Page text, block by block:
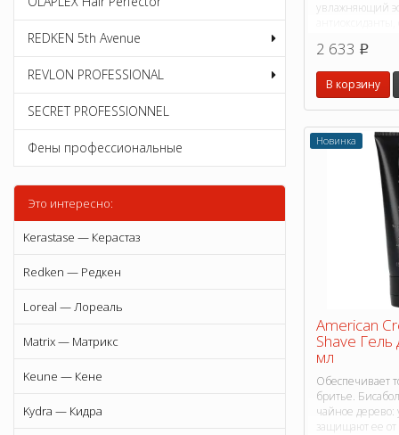
REDKEN 5th Avenue
REVLON PROFESSIONAL
SECRET PROFESSIONNEL
Фены профессиональные
Это интересно:
Kerastase — Керастаз
Redken — Редкен
Loreal — Лореаль
Matrix — Матрикс
Keune — Кене
Kydra — Кидра
увлажняющий
2 633 p
В корзину
Новинка
American
Shave Гель
мл
Обеспечивает
бритье.
чайное дерево:
защищают ее